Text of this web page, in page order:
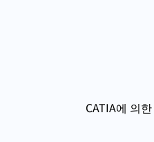
CATIA에 의